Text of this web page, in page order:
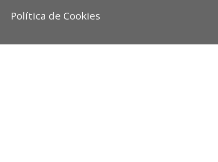
Política de Cookies